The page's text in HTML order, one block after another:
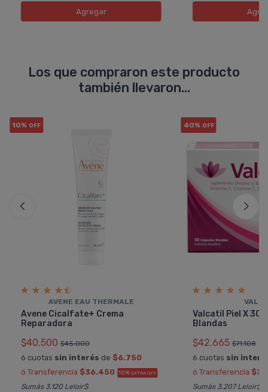
Agregar
Los que compraron este producto
también llevaron...
10% OFF
AVENE EAU THERMALE
Avene Cicalfate+ Crema
Reparadora
$40.500 $45.000
6 cuotas sin interés de $6.750
ó Transferencia $36.450 10% EXTRA OFF
Sumás 3.120 Leloir$
40% OFF
Valcatil Piel X 30
Blandas
$42.665 $71.108
6 cuotas sin
ó Transferencia
Sumás 3.207 Leloir$